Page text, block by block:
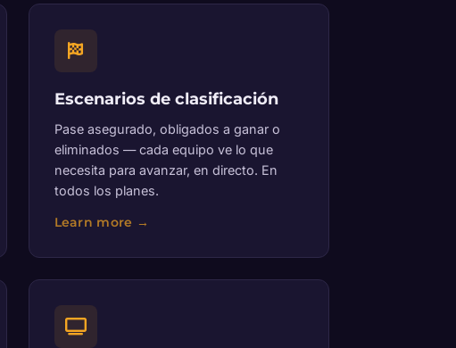
Escenarios de clasificación
Pase asegurado, obligados a ganar o
eliminados — cada equipo ve lo que
necesita para avanzar, en directo. En
todos los planes.